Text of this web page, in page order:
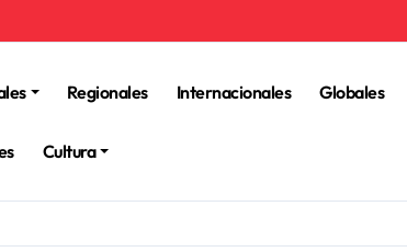
Regionales Internacionales Globales
Cultura